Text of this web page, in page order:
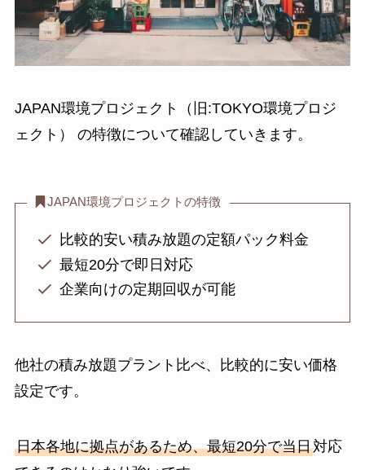
JAPAN環境プロジェクト（旧:TOKYO環境プロジ
ェクト） の特徴について確認していきます。
JAPAN環境プロジェクトの特徴
比較的安い積み放題の定額パック料金
最短20分で即日対応
企業向けの定期回収が可能
他社の積み放題プラント比べ、比較的に安い価格
設定です。
日本各地に拠点があるため、最短20分で当日対応